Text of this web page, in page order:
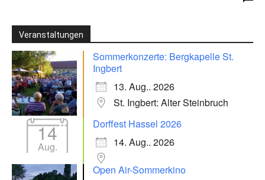
Veranstaltungen
Sommerkonzerte: Bergkapelle St.
Ingbert
13. Aug.. 2026
St. Ingbert: Alter Steinbruch
14
Aug.
Dorffest Hassel 2026
14. Aug.. 2026
Open Air-Sommerkino